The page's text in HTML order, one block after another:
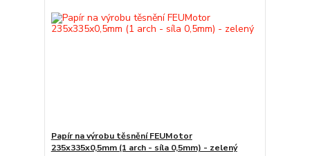
Papír na výrobu těsnění FEUMotor
235x335x0,5mm (1 arch - síla 0,5mm) - zelený